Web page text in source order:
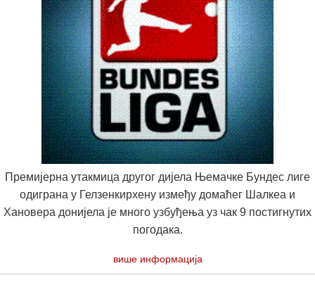
Премијерна утакмица другог дијела Њемачке Бундес лиге
одиграна у Гелзенкирхену између домаћег Шалкеа и
Хановера донијела је много узбуђења уз чак 9 постигнутих
погодака.
више информација